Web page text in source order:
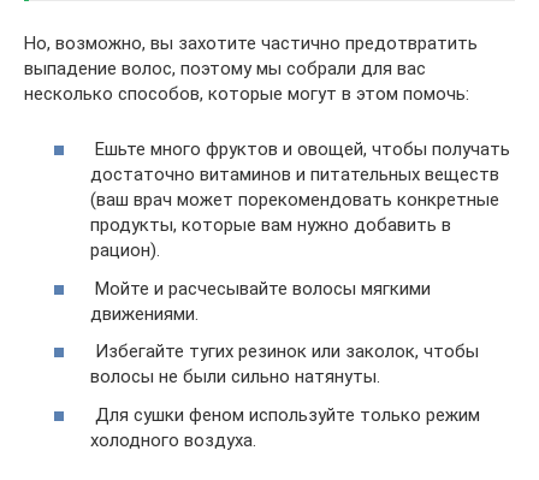
Но, возможно, вы захотите частично предотвратить
выпадение волос, поэтому мы собрали для вас
несколько способов, которые могут в этом помочь:
Ешьте много фруктов и овощей, чтобы получать
достаточно витаминов и питательных веществ
(ваш врач может порекомендовать конкретные
продукты, которые вам нужно добавить в
рацион).
Мойте и расчесывайте волосы мягкими
движениями.
Избегайте тугих резинок или заколок, чтобы
волосы не были сильно натянуты.
Для сушки феном используйте только режим
холодного воздуха.